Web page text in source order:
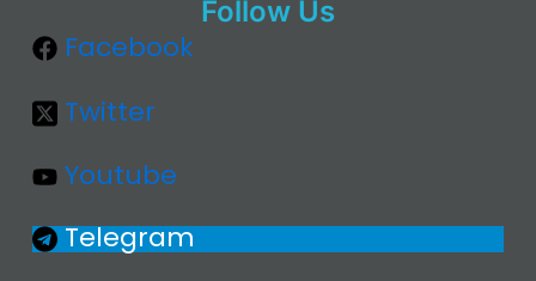
Follow Us
Facebook
Twitter
Youtube
Telegram